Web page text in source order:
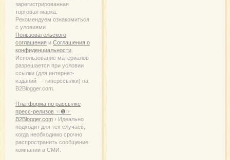
зарегистрированная
торговая марка.
Рекомендуем ознакомиться
с уловиями
Пользовательского
соглашения и Соглашения о
конфиденциальности
Использование материалов
разрешается при условии
ссылки (для интернет-
изданий — гиперссылки) на
B2Blogger.com.
Платформа по рассылке
пресс-релизов ☜❶☞
B2Blogger.com › Идеально
подходит для тех случаев,
когда необходимо срочно
распространить сообщение
компании в СМИ.